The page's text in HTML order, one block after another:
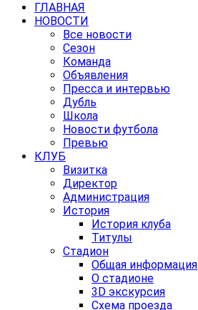
ГЛАВНАЯ
НОВОСТИ
Все новости
Сезон
Команда
Объявления
Пресса и интервью
Дубль
Школа
Новости футбола
Превью
КЛУБ
Визитка
Директор
Администрация
История
История клуба
Титулы
Стадион
Общая информация
О стадионе
3D экскурсия
Схема проезда